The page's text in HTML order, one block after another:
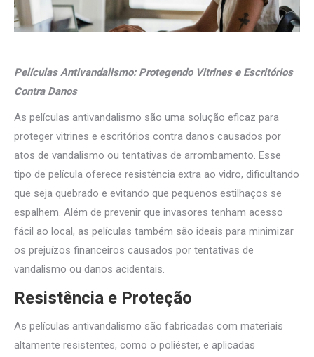
Películas Antivandalismo: Protegendo Vitrines e Escritórios
Contra Danos
As películas antivandalismo são uma solução eficaz para
proteger vitrines e escritórios contra danos causados por
atos de vandalismo ou tentativas de arrombamento. Esse
tipo de película oferece resistência extra ao vidro, dificultando
que seja quebrado e evitando que pequenos estilhaços se
espalhem. Além de prevenir que invasores tenham acesso
fácil ao local, as películas também são ideais para minimizar
os prejuízos financeiros causados por tentativas de
vandalismo ou danos acidentais.
Resistência e Proteção
As películas antivandalismo são fabricadas com materiais
altamente resistentes, como o poliéster, e aplicadas